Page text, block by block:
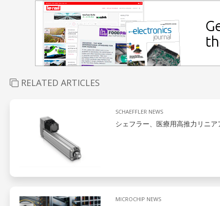
RELATED ARTICLES
SCHAEFFLER NEWS
シェフラー、医療用高推力リニ
MICROCHIP NEWS